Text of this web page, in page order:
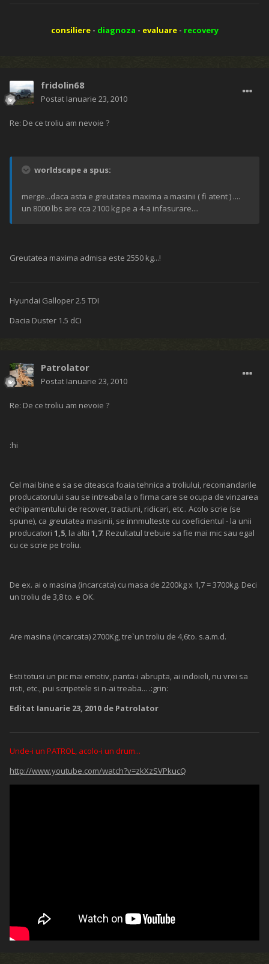
consiliere- diagnoza - evaluare- recovery
fridolin68
Postat Ianuarie 23, 2010
Re: De ce troliu am nevoie ?
worldscape a spus:
merge...daca asta e greutatea maxima a masinii ( fi atent ) ....
un 8000 lbs are cca 2100 kg pe a 4-a infasurare....
Greutatea maxima admisa este 2550 kg...!
Hyundai Galloper 2.5 TDI
Dacia Duster 1.5 dCi
Patrolator
Postat Ianuarie 23, 2010
Re: De ce troliu am nevoie ?
:hi
Cel mai bine e sa se citeasca foaia tehnica a troliului, recomandarile
producatorului sau se intreaba la o firma care se ocupa de vinzarea
echipamentului de recover, tractiuni, ridicari, etc.. Acolo scrie (se
spune), ca greutatea masinii, se innmulteste cu coeficientul - la unii
producatori 1,5, la altii 1,7. Rezultatul trebuie sa fie mai mic sau egal
cu ce scrie pe troliu.
De ex. ai o masina (incarcata) cu masa de 2200kg x 1,7 = 3700kg. Deci
un troliu de 3,8 to. e OK.
Are masina (incarcata) 2700Kg, tre`un troliu de 4,6to. s.a.m.d.
Esti totusi un pic mai emotiv, panta-i abrupta, ai indoieli, nu vrei sa
risti, etc., pui scripetele si n-ai treaba... .:grin:
Editat Ianuarie 23, 2010 de Patrolator
Unde-i un PATROL, acolo-i un drum...
http://www.youtube.com/watch?v=zkXzSVPkucQ